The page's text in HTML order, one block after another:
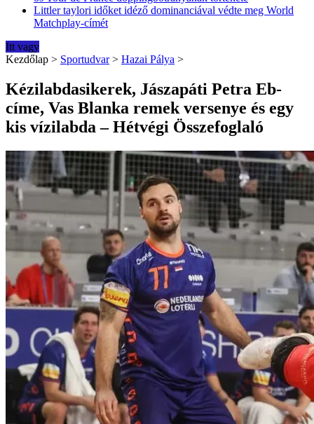
Littler taylori időket idéző dominanciával védte meg World
Matchplay-címét
Itt vagy
Kezdőlap > Sportudvar > Hazai Pálya >
Kézilabdasikerek, Jászapáti Petra Eb-
címe, Vas Blanka remek versenye és egy
kis vízilabda – Hétvégi Összefoglaló